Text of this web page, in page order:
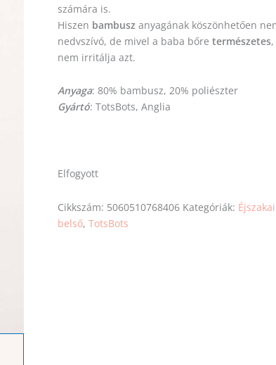
számára is.
Hiszen bambusz anyagának köszönhetően
nedvszívó, de mivel a baba bőre természetes
nem irritálja azt.
Anyaga: 80% bambusz, 20% poliészter
Gyártó: TotsBots, Anglia
Elfogyott
Cikkszám: 5060510768406 Kategóriák:
belső, TotsBots